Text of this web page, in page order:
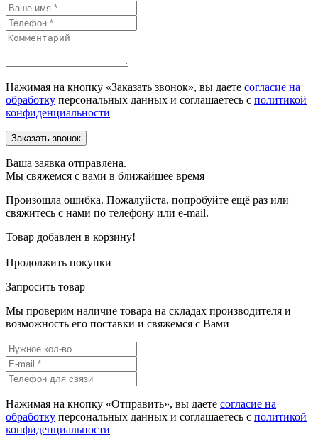
Нажимая на кнопку «Заказать звонок», вы даете согласие на
обработку персональных данных и соглашаетесь c политикой
конфиденциальности
Ваша заявка отправлена.
Мы свяжемся с вами в ближайшее время
Произошла ошибка. Пожалуйста, попробуйте ещё раз или
свяжитесь с нами по телефону или e-mail.
Товар добавлен в корзину!
Продолжить покупки
Запросить товар
Мы проверим наличие товара на складах производителя и
возможность его поставки и свяжемся с Вами
Нажимая на кнопку «Отправить», вы даете согласие на
обработку персональных данных и соглашаетесь c политикой
конфиденциальности